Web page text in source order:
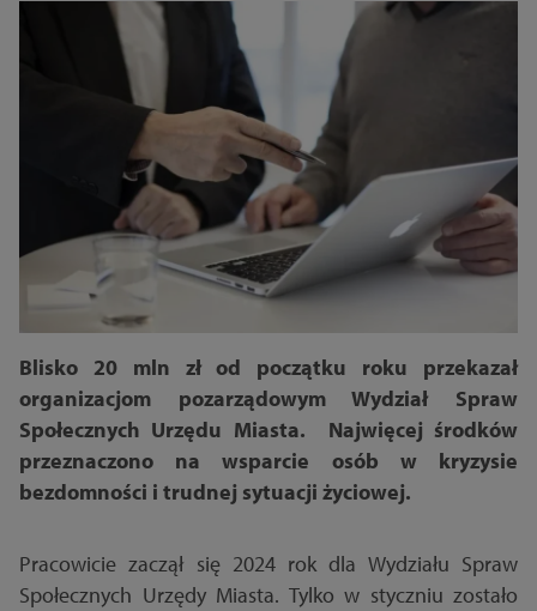
Blisko 20 mln zł od początku roku przekazał
organizacjom pozarządowym Wydział Spraw
Społecznych Urzędu Miasta. Najwięcej środków
przeznaczono na wsparcie osób w kryzysie
bezdomności i trudnej sytuacji życiowej.
Pracowicie zaczął się 2024 rok dla Wydziału Spraw
Społecznych Urzędy Miasta. Tylko w styczniu zostało